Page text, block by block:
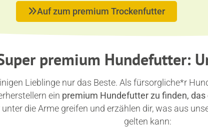
Auf zum premium Trockenfutter
premium Hundefutter:
Lieblinge nur das Beste. Als fürsorgliche*r
ein premium Hundefutter zu finden,
unter die Arme greifen und erzählen dir, was aus
gelten kann: